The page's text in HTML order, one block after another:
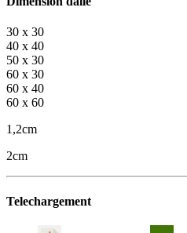
30 x 30
40 x 40
50 x 30
60 x 30
60 x 40
60 x 60
1,2cm
2cm
Telechargement